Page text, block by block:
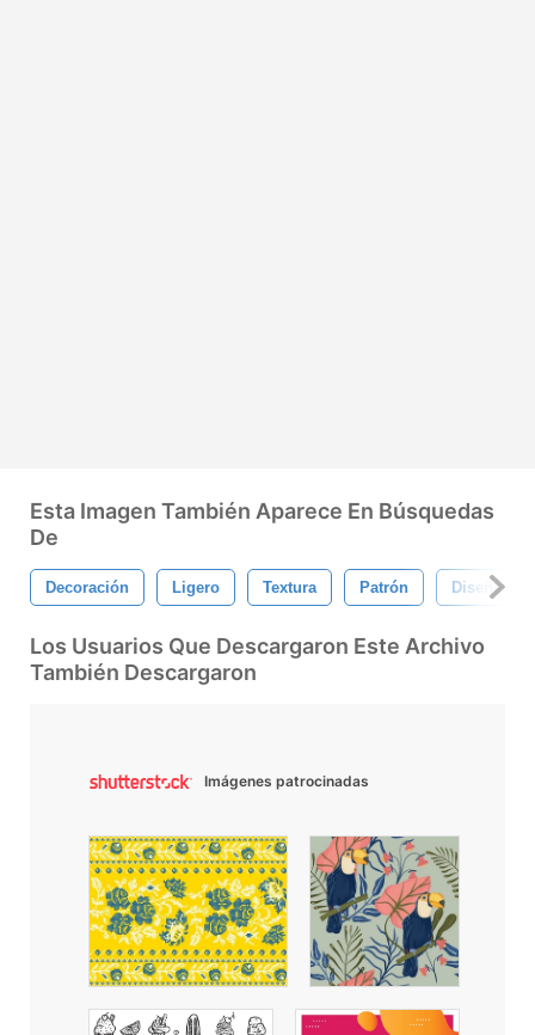
Esta Imagen También Aparece En Búsquedas
De
Decoración Ligero Textura Patrón Diseño
Los Usuarios Que Descargaron Este Archivo
También Descargaron
Imágenes patrocinadas